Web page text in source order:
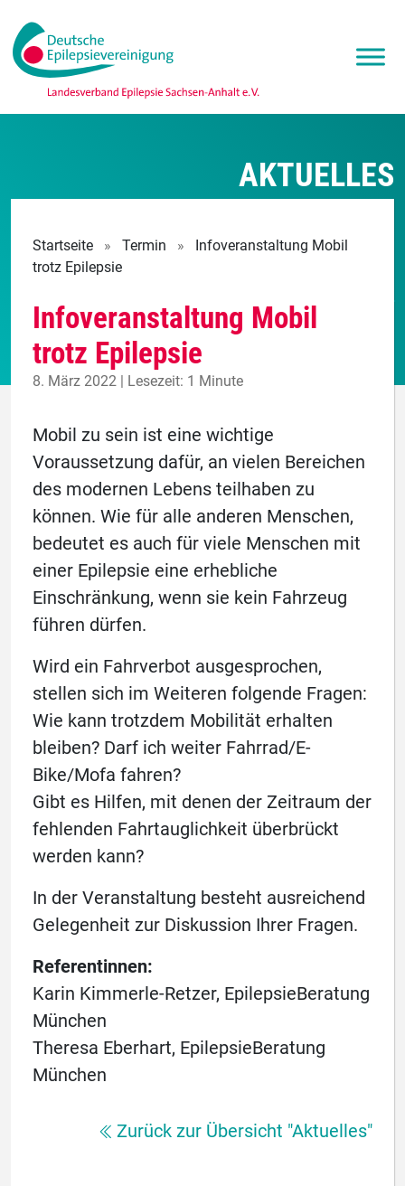
AKTUELLES
Startseite » Termin »
Infoveranstaltung Mobil
trotz Epilepsie
Infoveranstaltung Mobil
trotz Epilepsie
8. März 2022 | Lesezeit: 1 Minute
Mobil zu sein ist eine wichtige
Voraussetzung dafür, an vielen Bereichen
des modernen Lebens teilhaben zu
können. Wie für alle anderen Menschen,
bedeutet es auch für viele Menschen mit
einer Epilepsie eine erhebliche
Einschränkung, wenn sie kein Fahrzeug
führen dürfen.
Wird ein Fahrverbot ausgesprochen,
stellen sich im Weiteren folgende Fragen:
Wie kann trotzdem Mobilität erhalten
bleiben? Darf ich weiter Fahrrad/E-
Bike/Mofa fahren?
Gibt es Hilfen, mit denen der Zeitraum der
fehlenden Fahrtauglichkeit überbrückt
werden kann?
In der Veranstaltung besteht ausreichend
Gelegenheit zur Diskussion Ihrer Fragen.
Referentinnen:
Karin Kimmerle-Retzer, EpilepsieBeratung
München
Theresa Eberhart, EpilepsieBeratung
München
Zurück zur Übersicht "Aktuelles"